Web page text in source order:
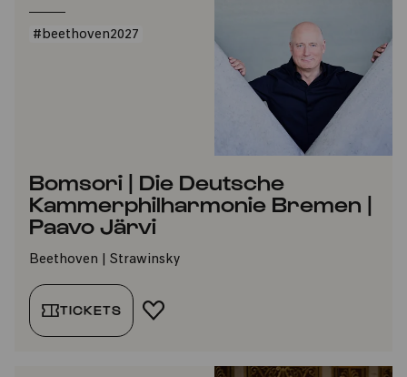
#beethoven2027
Bomsori | Die Deutsche
Kammerphilharmonie Bremen |
Paavo Järvi
Beethoven | Strawinsky
TICKETS FAVORIT HINZUFÜGEN